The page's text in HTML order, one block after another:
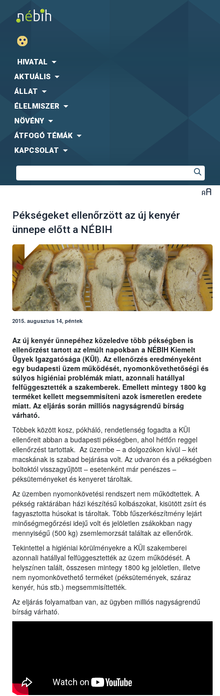
HIVATAL
AKTUÁLIS
ÁLLAT
ÉLELMISZER
NÖVÉNY
ÁTFOGÓ TÉMÁK
KAPCSOLAT
Pékségeket ellenőrzött az új kenyér
ünnepe előtt a NÉBIH
2015. augusztus 14, péntek
Az új kenyér ünnepéhez közeledve több pékségben is
ellenőrzést tartott az elmúlt napokban a NÉBIH Kiemelt
Ügyek Igazgatósága (KÜI). Az ellenőrzés eredményeként
egy budapesti üzem működését, nyomonkövethetőségi és
súlyos higiéniai problémák miatt, azonnali hatállyal
felfüggesztették a szakemberek. Emellett mintegy 1800 kg
terméket kellett megsemmisíteni azok ismeretlen eredete
miatt. Az eljárás során milliós nagyságrendű bírság
várható.
Többek között kosz, pókháló, rendetlenség fogadta a KÜI
ellenőreit abban a budapesti pékségben, ahol hétfőn reggel
ellenőrzést tartottak. Az üzembe – a dolgozókon kívül – két
macskának is szabad bejárása volt. Az udvaron és a pékségben
boltoktól visszagyűjtött – esetenként már penészes –
péksüteményeket és kenyeret tároltak.
Az üzemben nyomonkövetési rendszert nem működtettek. A
pékség raktárában házi készítésű kolbászokat, kisütött zsírt és
fagyasztotta húsokat is tároltak. Több fűszerkészítmény lejárt
minőségmegőrzési idejű volt és jelöletlen zsákokban nagy
mennyiségű (500 kg) zsemlemorzsát találtak az ellenőrök.
Tekintettel a higiéniai körülményekre a KÜI szakemberei
azonnali hatállyal felfüggesztették az üzem működését. A
helyszínen talált, összesen mintegy 1800 kg jelöletlen, illetve
nem nyomonkövethető terméket (péksütemények, száraz
kenyér, hús stb.) megsemmisíttették.
Az eljárás folyamatban van, az ügyben milliós nagyságrendű
bírság várható.